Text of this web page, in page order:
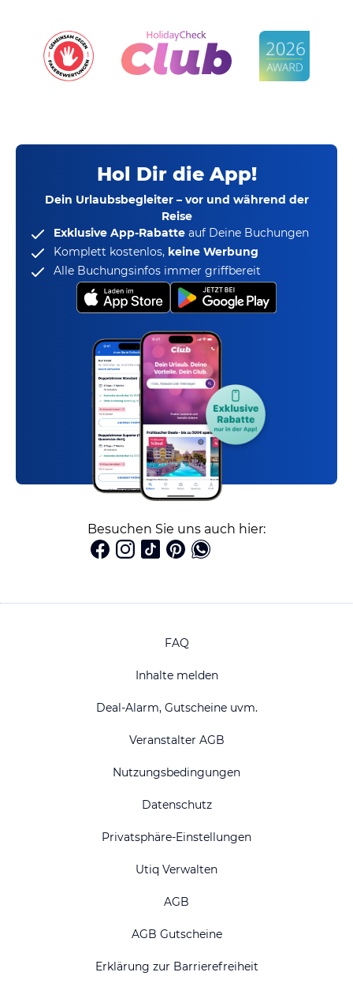
Hol Dir die App!
Dein Urlaubsbegleiter – vor und während der
Reise
Exklusive App-Rabatte auf Deine Buchungen
Komplett kostenlos, keine Werbung
Alle Buchungsinfos immer griffbereit
Besuchen Sie uns auch hier:
FAQ
Inhalte melden
Deal-Alarm, Gutscheine uvm.
Veranstalter AGB
Nutzungsbedingungen
Datenschutz
Privatsphäre-Einstellungen
Utiq Verwalten
AGB
AGB Gutscheine
Erklärung zur Barrierefreiheit